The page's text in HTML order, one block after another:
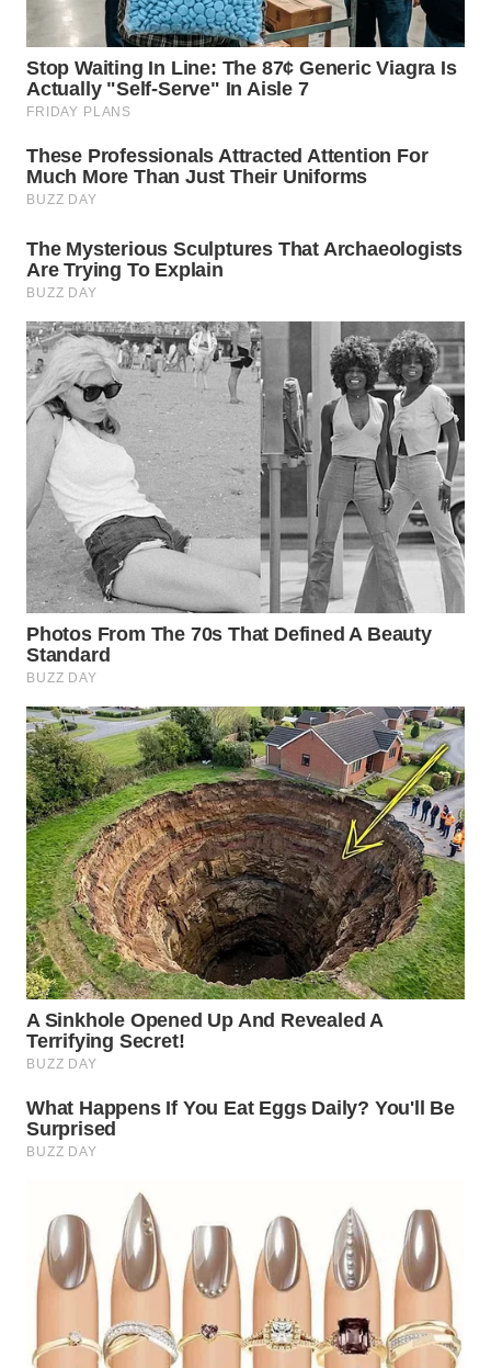
SIMALUNGUN
WN
LABUHANBATU
WN
TAPANULI
TENGAH
WN DELI
SERDANG
WN
TEBING
TINGGI
WN
PAKPAK
WN
KARAWANG
WN
BEKASI
BOGOR
WN
DEPOK
WN
TAPANULI
UTARA
WN
SAMOSIR
WN
PADANG
WN
WN
CIANJUR
KEPULAUAN
SERIBU